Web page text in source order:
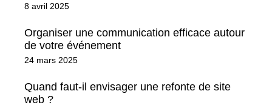
8 avril 2025
Organiser une communication efficace autour
de votre événement
24 mars 2025
Quand faut-il envisager une refonte de site
web ?